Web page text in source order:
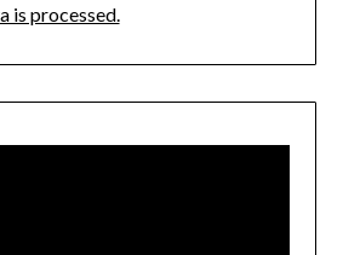
is processed.